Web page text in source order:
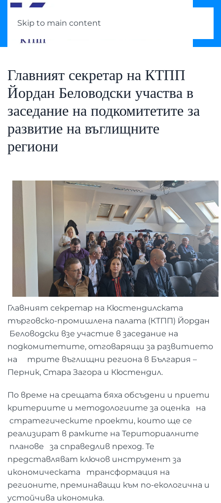
Skip to main content
Главният секретар на КТПП
Йордан Беловодски участва в
заседание на подкомитетите за
развитие на въглищните
региони
Главният секретар на Кюстендилската
търговско-промишлена палата (КТПП) Йордан
Беловодски взе участие в заседание на
подкомитетите, отговарящи за развитието
на трите въглищни региона в България –
Перник, Стара Загора и Кюстендил.
По време на срещата бяха обсъдени и приети
критериите и методологиите за оценка на
стратегическите проекти, които ще се
реализират в рамките на Териториалните
планове за справедлив преход. Те
представляват ключов инструмент за
икономическата трансформация на
регионите, преминаващи към по-екологична и
устойчива икономика.